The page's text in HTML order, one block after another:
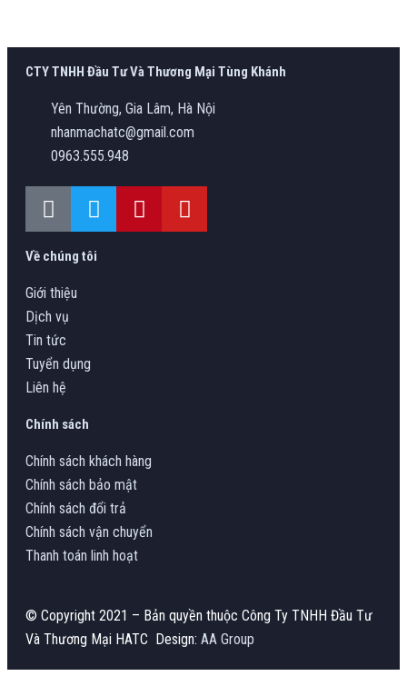
CTY TNHH Đầu Tư Và Thương Mại Tùng Khánh
Yên Thường, Gia Lâm, Hà Nội
nhanmachatc@gmail.com
0963.555.948
Về chúng tôi
Giới thiệu
Dịch vụ
Tin tức
Tuyển dụng
Liên hệ
Chính sách
Chính sách khách hàng
Chính sách bảo mật
Chính sách đổi trả
Chính sách vận chuyển
Thanh toán linh hoạt
© Copyright 2021 – Bản quyền thuộc Công Ty TNHH Đầu Tư
Và Thương Mại HATC Design: AA Group